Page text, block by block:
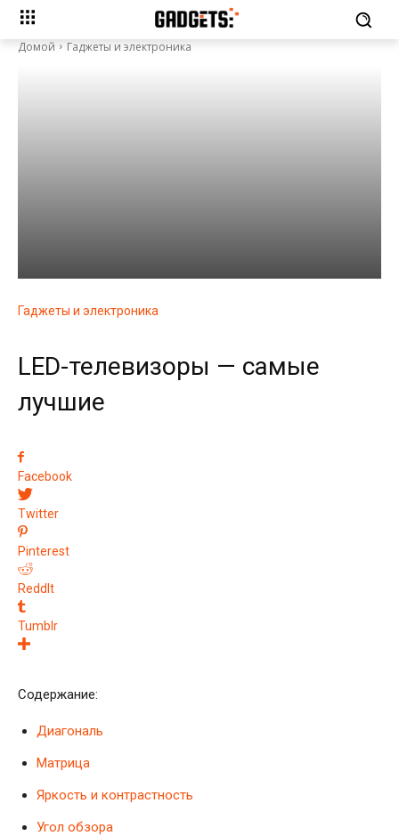
Домой Гаджеты и электроника
Гаджеты и электроника
LED-телевизоры — самые
лучшие
Facebook
Twitter
Pinterest
ReddIt
Tumblr
Содержание:
Диагональ
Матрица
Яркость и контрастность
Угол обзора